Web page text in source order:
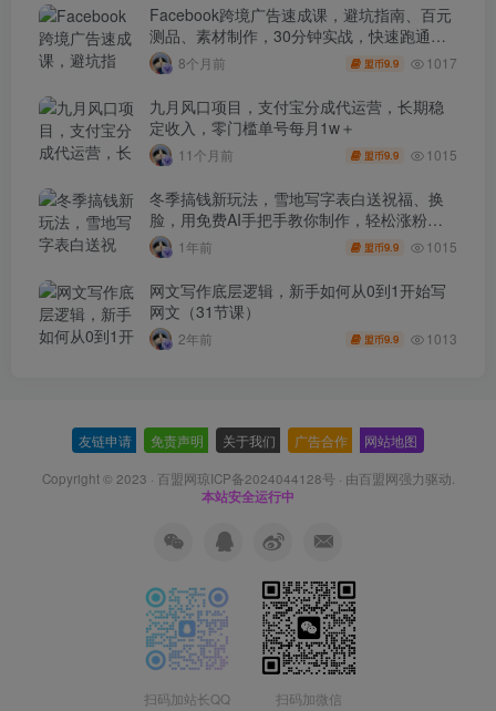
Facebook跨境广告速成课，避坑指南、百元
测品、素材制作，30分钟实战，快速跑通首
单出单8个月前 盟币9.9 1017
九月风口项目，支付宝分成代运营，长期稳
定收入，零门槛单号每月1w＋
11个月前 盟币9.9 1015
冬季搞钱新玩法，雪地写字表白送祝福、换
脸，用免费AI手把手教你制作，轻松涨粉
3.5w，接单到手软
1年前 盟币9.9 1015
网文写作底层逻辑，新手如何从0到1开始写
网文（31节课）
2年前 盟币9.9 1013
友链申请 免责声明 关于我们 广告合作 网站地图
Copyright © 2023 · 百盟网琼ICP备2024044128号 · 由百盟网强力驱动.
本站安全运行中
扫码加站长QQ 扫码加微信